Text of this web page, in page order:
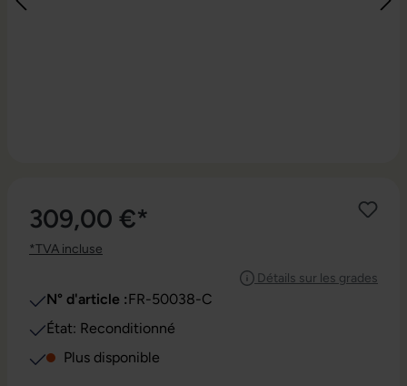
309,00 €*
*TVA incluse
Détails sur les grades
N° d'article :FR-50038-C
État: Reconditionné
Plus disponible